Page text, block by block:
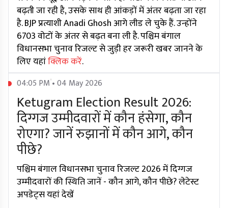
बढ़ती जा रही है, उसके साथ ही आंकड़ों में अंतर बढ़ता जा रहा
है. BJP प्रत्याशी Anadi Ghosh आगे लीड ले चुके हैं. उन्होंने
6703 वोटों के अंतर से बढ़त बना ली है. पश्चिम बंगाल
विधानसभा चुनाव रिजल्ट से जुड़ी हर जरूरी खबर जानने के
लिए यहांक्लिक करें.
04:05 PM • 04 May 2026
Ketugram Election Result 2026:
दिग्गज उम्मीदवारों में कौन हंसेगा, कौन
रोएगा? जानें रुझानों में कौन आगे, कौन
पीछे?
पश्चिम बंगाल विधानसभा चुनाव रिजल्ट 2026 में दिग्गज
उम्मीदवारों की स्थिति जानें - कौन आगे, कौन पीछे? लेटेस्ट
अपडेट्स यहां देखें